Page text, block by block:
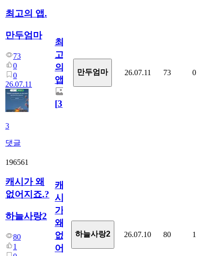
최고의 앱.
만두엄마
73
0
0
26.07.11
3
댓글
최
고
의
앱.
[3]
만두엄마 26.07.11 73 0
196561
캐시가 왜
없어지죠.?
하늘사랑2
80
1
캐
시
가
왜
없
어
하늘사랑2 26.07.10 80 1